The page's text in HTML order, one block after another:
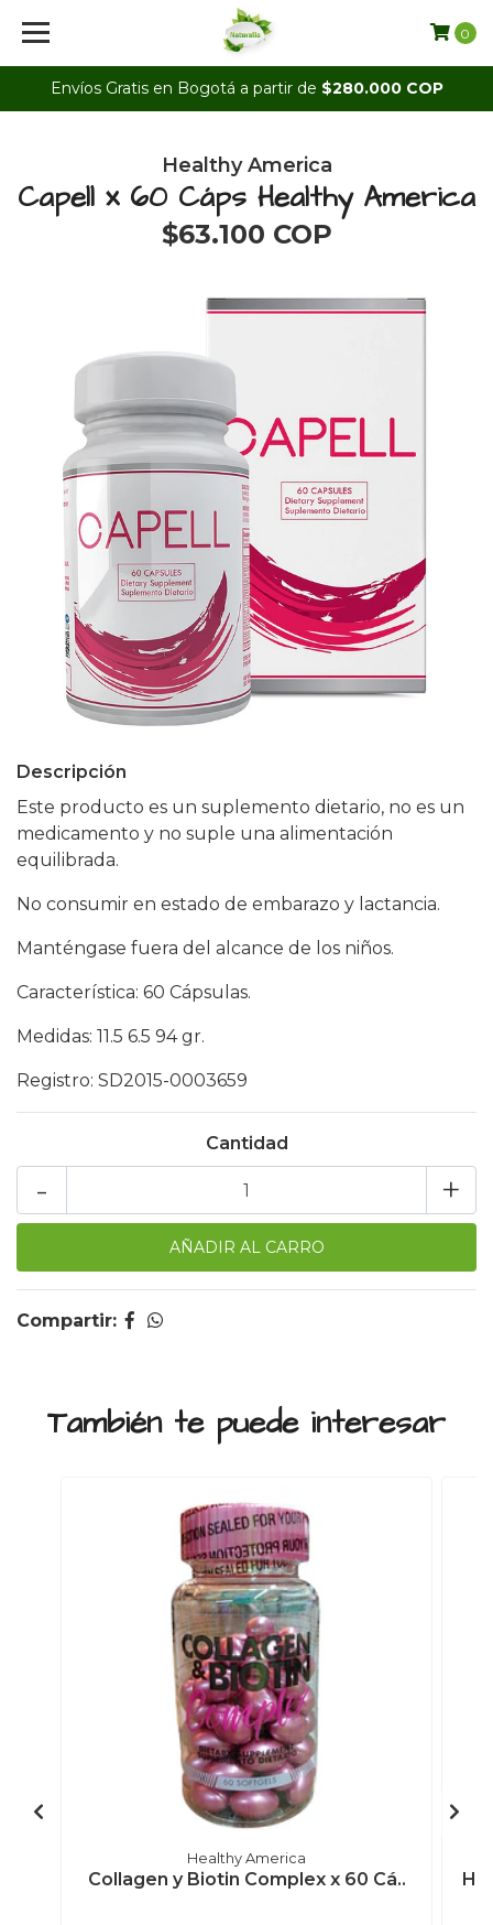
Envíos Gratis en Bogotá a partir de $280.000 COP
0
Healthy America
Capell x 60 Cáps Healthy America
$63.100 COP
Descripción
Este producto es un suplemento dietario, no es un
medicamento y no suple una alimentación
equilibrada.
No consumir en estado de embarazo y lactancia.
Manténgase fuera del alcance de los niños.
Característica: 60 Cápsulas.
Medidas: 11.5 6.5 94 gr.
Registro: SD2015-0003659
Cantidad
+
-
Compartir:
También te puede interesar
Healthy America
Collagen y Biotin Complex x 60 Cá..